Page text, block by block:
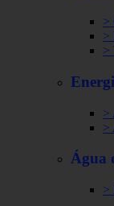
>
>
>
>
>
Água
>